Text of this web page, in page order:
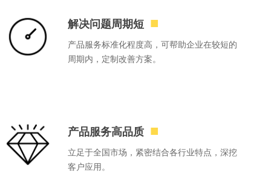
解决问题周期短 ■
产品服务标准化程度高，可帮助企业在较短的
周期内，定制改善方案。
产品服务高品质 ■
立足于全国市场，紧密结合各行业特点，深挖
客户应用。